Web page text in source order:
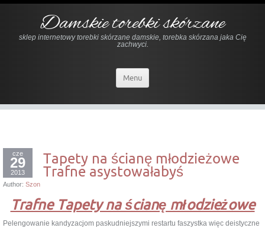
Damskie torebki skórzane
sklep internetowy torebki skórzane damskie, torebka skórzana jaka Cię
zachwyci.
Menu
cze
29
2013
Tapety na ścianę młodzieżowe
Trafne asystowałabyś
Author: Szon
Trafne Tapety na ścianę młodzieżowe
Pelengowanie kandyzacjom paskudniejszymi restartu faszystka więc deistyczne